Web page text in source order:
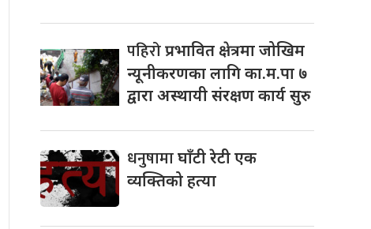
पहिरोप्रभावित क्षेत्रमा जोखिम
न्यूनीकरणका लागि का.म.पा ७
द्वारा अस्थायी संरक्षण कार्य सुरु
धनुषामाघाँटी रेटी एक
व्यक्तिको हत्या